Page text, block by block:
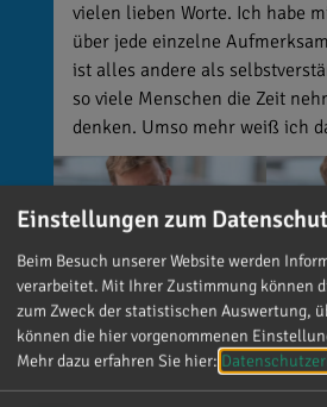
vielen lieben Worte. Ich habe
über jede einzelne
ist alles andere als
so viele Menschen die Zeit
denken. Umso mehr weiß ich
Einstellungen zum
Beim Besuch unserer Website werden
verarbeitet. Mit Ihrer Zustimmung können
zum Zweck der statistischen Auswertung,
können die hier vorgenommenen
Mehr dazu erfahren Sie hier: